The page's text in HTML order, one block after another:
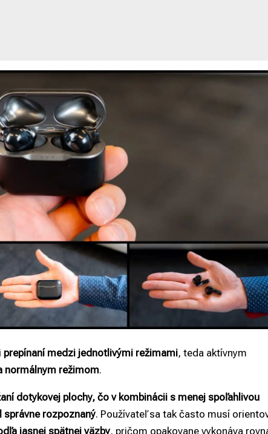
prepínaní medzi jednotlivými režimami, teda aktívnym
normálnym režimom.
dotykovej plochy, čo v kombinácii s menej spoľahlivou
rozpoznaný. Používateľ sa tak často musí
jasnej spätnej väzby, pričom opakovane vykonáva